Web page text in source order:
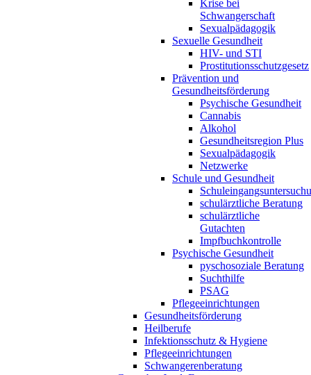
Krise bei
Schwangerschaft
Sexualpädagogik
Sexuelle Gesundheit
HIV- und STI
Prostitutionsschutzgesetz
Prävention und
Gesundheitsförderung
Psychische Gesundheit
Cannabis
Alkohol
Gesundheitsregion Plus
Sexualpädagogik
Netzwerke
Schule und Gesundheit
schulärztliche Beratung
schulärztliche
Gutachten
Impfbuchkontrolle
Psychische Gesundheit
pyschosoziale Beratung
Suchthilfe
PSAG
Pflegeeinrichtungen
Gesundheitsförderung
Heilberufe
Infektionsschutz & Hygiene
Pflegeeinrichtungen
Schwangerenberatung